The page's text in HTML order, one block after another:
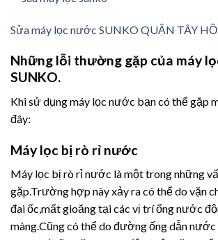
Sửa máy lọc nước SUNKO QUẬN TÂY HỒ
Những lỗi thường gặp của máy
SUNKO.
Khi sử dụng máy lọc nước bạn có thể gặp
đây:
Máy lọc bị rò rỉ nước
Máy lọc bị rò rỉ nước là một trong những
gặp.Trường hợp này xảy ra có thể do vặn
đai ốc,mất gioăng tại các vị trí ống nước
màng.Cũng có thể do đường ống dẫn nước